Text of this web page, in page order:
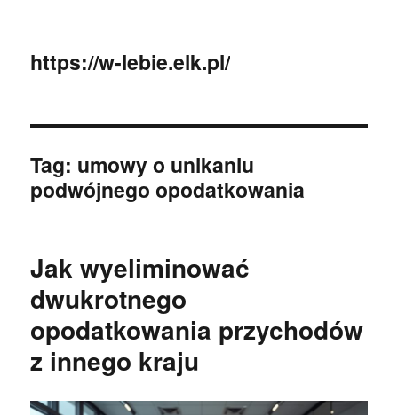
https://w-lebie.elk.pl/
Tag: umowy o unikaniu
podwójnego opodatkowania
Jak wyeliminować
dwukrotnego
opodatkowania przychodów
z innego kraju